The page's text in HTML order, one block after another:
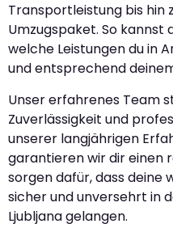
Transportleistung bis hin
Umzugspaket. So kannst
welche Leistungen du in
und entsprechend
Unser erfahrenes Team
Zuverlässigkeit und
unserer langjährigen
garantieren wir dir einen
sorgen dafür, dass deine
sicher und unversehrt in
Ljubljana gelangen.